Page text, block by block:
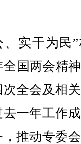
实干为民”
国两会精
全会及相
一年工作
推动专委